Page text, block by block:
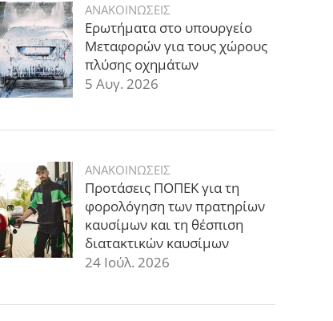
ΑΝΑΚΟΙΝΩΣΕΙΣ
Ερωτήματα στο υπουργείο
Μεταφορών για τους χώρους
πλύσης οχημάτων
5 Αυγ. 2026
ΑΝΑΚΟΙΝΩΣΕΙΣ
Προτάσεις ΠΟΠΕΚ για τη
φορολόγηση των πρατηρίων
καυσίμων και τη θέσπιση
διατακτικών καυσίμων
24 Ιούλ. 2026